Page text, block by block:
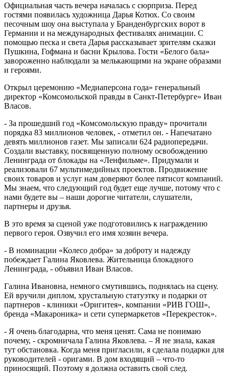
Официальная часть вечера началась с сюрприза. Перед
гостями появилась художница Дарья Котюх. Со своим
песочным шоу она выступала у Бранденбургских ворот в
Германии и на международных фестивалях анимации. С
помощью песка и света Дарья рассказывает зрителям сказки
Пушкина, Гофмана и басни Крылова. Гости «Белого бала»
завороженно наблюдали за мелькающими на экране образами
и героями.
Открыл церемонию «Медиаперсона года» генеральный
директор «Комсомольской правды в Санкт-Петербурге» Иван
Власов.
- За прошедший год «Комсомольскую правду» прочитали
порядка 83 миллионов человек, - отметил он. - Напечатано
девять миллионов газет. Мы записали 624 радиопередачи.
Создали выставку, посвященную полному освобождению
Ленинграда от блокады на «Ленфильме». Придумали и
реализовали 67 мультимедийных проектов. Продвижение
своих товаров и услуг нам доверяют более пятисот компаний.
Мы знаем, что следующий год будет еще лучше, потому что с
нами будете вы – наши дорогие читатели, слушатели,
партнеры и друзья.
В это время за сценой уже подготовились к награждению
первого героя. Озвучил его имя хозяин вечера.
- В номинации «Колесо добра» за доброту и надежду
побеждает Галина Яковлева. Жительница блокадного
Ленинграда, - объявил Иван Власов.
Галина Ивановна, немного смутившись, поднялась на сцену.
Ей вручили диплом, хрустальную статуэтку и подарки от
партнеров - клиники «Оригитея», компании «РИВ ГОШ»,
бренда «Макароника» и сети супермаркетов «Перекресток».
- Я очень благодарна, что меня ценят. Сама не понимаю
почему, - скромничала Галина Яковлева. – Я не знала, какая
тут обстановка. Когда меня пригласили, я сделала подарки для
руководителей - оригами. В дом входящий – что-то
приносящий. Поэтому я должна оставить свой след.